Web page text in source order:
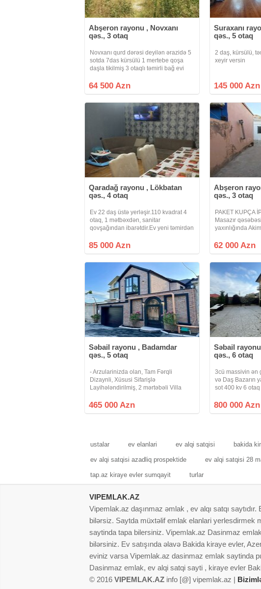
Abşeron rayonu , Novxanı
qəs., 3 otaq
Novxanı qurd dərəsi deyilən ərazidə 5
sotda 7das kürsülü 1 mertebe qoşa
daşla tikilmiş 3 otaqlı təmirli bağ evi
var havası super bağın qarşısı asfalt
64 500 Azn
Suraxanı
qəs., 5 otaq
2 daş, kürsülü,
xeyir versin
145 000 Azn
Qaradağ rayonu , Lökbatan
qəs., 4 otaq
Ev 22 daş üstə yerləşir.110 kvadrat 4
otaq, 1 mətbəxdən, sanitar
qovşağından ibarətdir.Ev yeni təmirdən
təmir olunub, sayğaclar quraşdırılıb.Evi
85 000 Azn
Abşeron
qəs., 3 otaq
PAKET KUPÇA
Masazır
yaxınlığında
hamam sanitar
62 000 Azn
Səbail rayonu , Badamdar
qəs., 5 otaq
- Arzularinizda olan, Tam Fərqli
Dizaynli, Xüsusi Sifarişlə
Layihələndirilmiş, 2 mərtəbəli Villa
Xüsusi Sifarişlə Tikilmiş Villanin -
465 000 Azn
Səbail
qəs., 6 otaq
3cü massivin ən
və Daş Bazarın
sot 400 kv 6
800000
800 000 Azn
ustalar ev elanlari ev alqi satqisi bakida
ev alqi satqisi azadliq prospektide ev alqi satqisi 28
tap.az kiraye evler sumqayit turlar
VIPEMLAK.AZ
Vipemlak.az daşınmaz əmlak , ev alqı satqı
bilərsiz. Saytda müxtəlif emlak elanlari yerlesdirmek
saytinda tapa bilersiniz. Vipemlak.az Dasinmaz
bilərsiniz. Ev satışında əlavə Bakida kiraye evler,
eviniz varsa Vipemlak.az dasinmaz emlak saytinda
Dasinmaz emlak, ev alqi satqi sayti , kiraye evler
© 2016 VIPEMLAK.AZ info [@] vipemlak.az |